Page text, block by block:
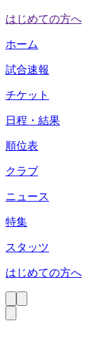
はじめての方へ
ホーム
試合速報
チケット
日程・結果
順位表
クラブ
ニュース
特集
スタッツ
はじめての方へ